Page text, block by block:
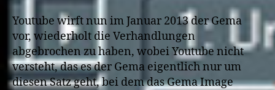
Youtube wirft nun im Januar 2013 der Gema
vor, wiederholt die Verhandlungen
abgebrochen zu haben, wobei Youtube nicht
versteht, das es der Gema eigentlich nur um
diesen Satz geht, bei dem das Gema Image